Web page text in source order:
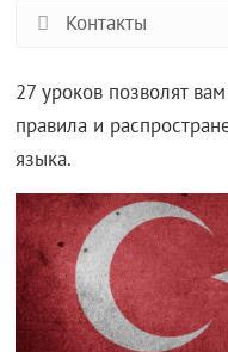
Контакты
27 уроков позволят
правила и
языка.